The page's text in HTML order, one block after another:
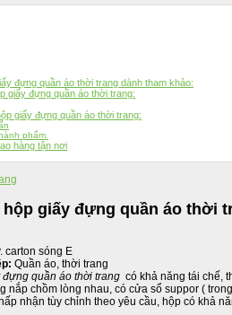
đựng quần áo thời trang dành tham khảo:
giấy đựng quần áo thời trang:
giấy đựng quần áo thời trang:
phẩm.
hàng tận nơi
giấy đựng quần áo thời
carton sóng E
Quần áo, thời trang
đựng quần áo thời trang có khả năng tái chế,
nắp chồm lòng nhau, có cửa sổ suppor (
nhận tùy chỉnh theo yêu cầu, hộp có khả